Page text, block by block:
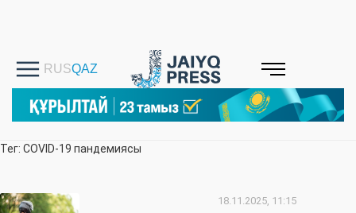
Тег: COVID-19 пандемиясы
18.11.2025, 11:15